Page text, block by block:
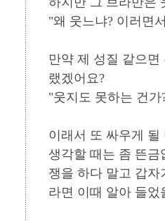
"왜 웃느냐? 이러면
만약 제 성질 같으
랬겠어요?
"웃지도 못하는 건가
이래서 또 싸우게
생각할 때는 좀 뜬금
쟁을 하다 말고 갑
라면 이때 알아 들었